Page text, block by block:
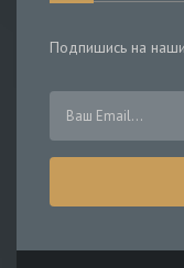
Подпишись на